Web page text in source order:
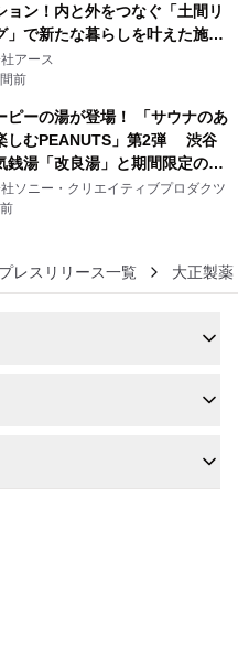
ョン！内と外をつなぐ「土間リ
」で新たな暮らしを叶えた施工
株式会社アースが公開
アース
前
ピーの湯が登場！ 「サウナのあ
しむPEANUTS」第2弾 渋谷
銭湯「改良湯」と期間限定のコ
ーション サウナイキタイコラ
ズも発売決定！
ソニー・クリエイティブプロダクツ
レスリリース一覧 大正製薬